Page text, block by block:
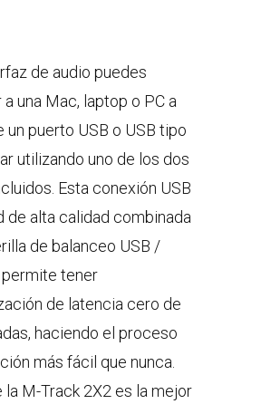
de audio puedes
una Mac, laptop o PC a
un puerto USB o USB tipo
utilizando uno de los dos
Esta conexión USB
de alta calidad combinada
de balanceo USB /
tener
de latencia cero de
haciendo el proceso
más fácil que nunca.
la M-Track 2X2 es la mejor